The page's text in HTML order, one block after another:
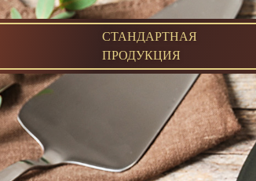
СТАНДАРТНАЯ
ПРОДУКЦИЯ